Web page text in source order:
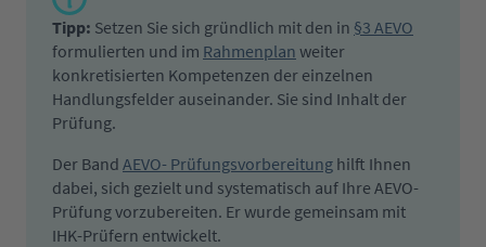
Tipp: Setzen Sie sich gründlich mit den in §3 AEVO
formulierten und im Rahmenplan weiter
konkretisierten Kompetenzen der einzelnen
Handlungsfelder auseinander. Sie sind Inhalt der
Prüfung.
Der Band AEVO- Prüfungsvorbereitung hilft Ihnen
dabei, sich gezielt und systematisch auf Ihre AEVO-
Prüfung vorzubereiten. Er wurde gemeinsam mit
IHK-Prüfern entwickelt.